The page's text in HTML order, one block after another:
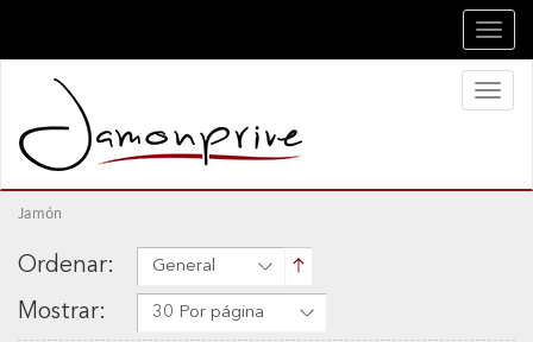
Jamón
Ordenar: General
Mostrar: 30 Por página